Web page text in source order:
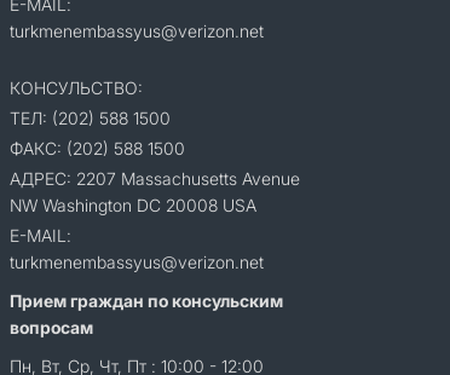
E-MAIL:
turkmenembassyus@verizon.net
КОНСУЛЬСТВО:
ТЕЛ: (202) 588 1500
ФАКС: (202) 588 1500
АДРЕС: 2207 Massachusetts Avenue
NW Washington DC 20008 USA
E-MAIL:
turkmenembassyus@verizon.net
Прием граждан по консульским
вопросам
Пн, Вт, Ср, Чт, Пт : 10:00 - 12:00